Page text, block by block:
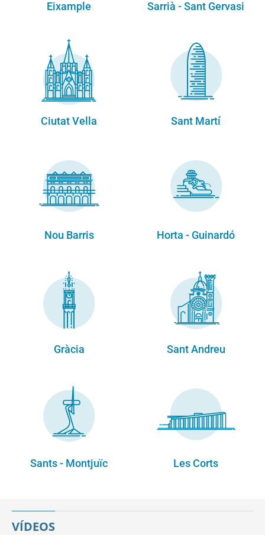
Eixample Sarrià - Sant Gervasi
Ciutat Vella Sant Martí
Nou Barris Horta - Guinardó
Gràcia Sant Andreu
Sants - Montjuïc Les Corts
VÍDEOS